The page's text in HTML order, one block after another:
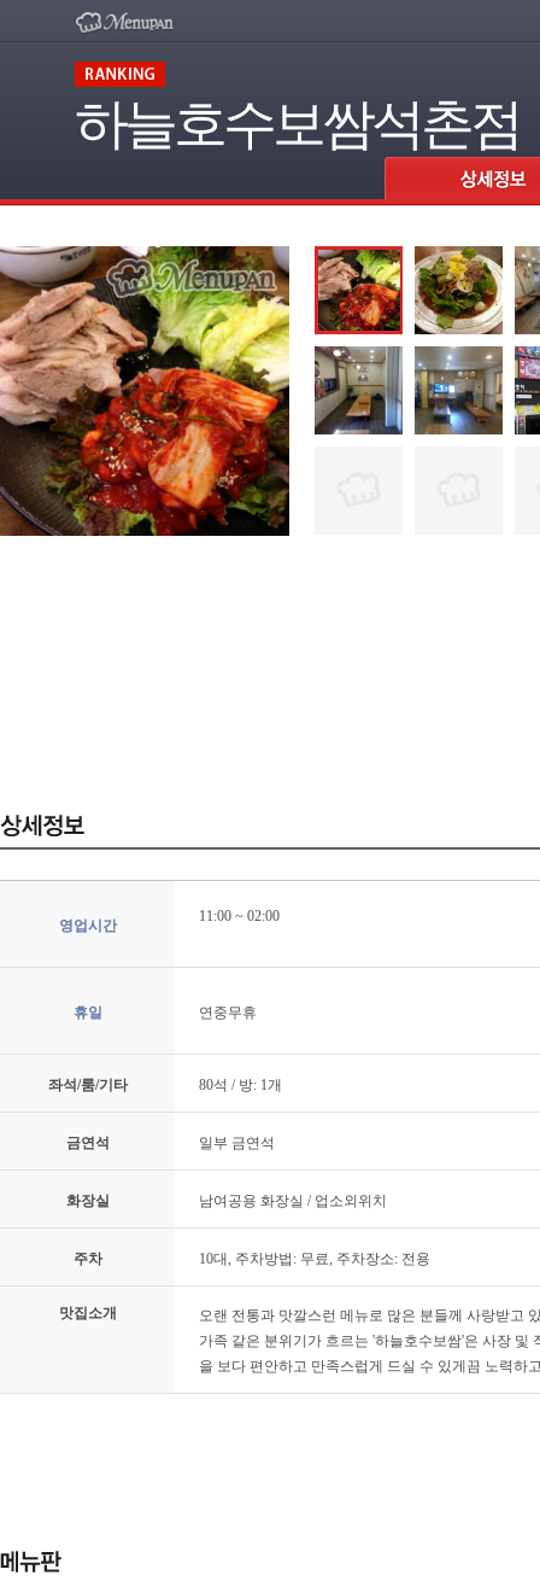
하늘호수보쌈석촌점
영업시간
11:00 ~ 02:00
휴일 연중무휴
좌석/룸/기타 80석 / 방: 1개
금연석 일부 금연석
화장실 남여공용 화장실 / 업소외위치
주차 10대, 주차방법: 무료, 주차장소: 전용
맛집소개
오랜 전통과 맛깔스런 메뉴로 많은 분들께 사랑받고
가족 같은 분위기가 흐르는 '하늘호수보쌈'은 사장
을 보다 편안하고 만족스럽게 드실 수 있게끔 노력하